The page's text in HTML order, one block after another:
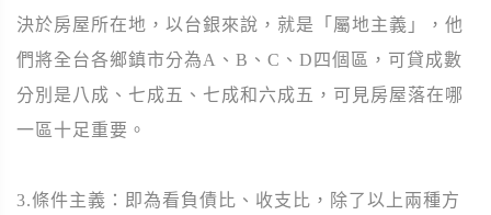
決於房屋所在地，以台銀來說，就是「屬地主義」，他
們將全台各鄉鎮市分為A、B、C、D四個區，可貸成數
分別是八成、七成五、七成和六成五，可見房屋落在哪
一區十足重要。
3.條件主義：即為看負債比、收支比，除了以上兩種方